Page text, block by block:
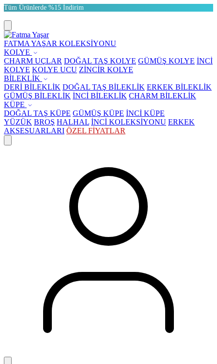
Tüm Ürünlerde %15 İndirim
FATMA YAŞAR KOLEKSİYONU
KOLYE
CHARM UÇLAR DOĞAL TAŞ KOLYE GÜMÜŞ KOLYE İNCİ
KOLYE KOLYE UCU ZİNCİR KOLYE
BİLEKLİK
DERİ BİLEKLİK DOĞAL TAŞ BİLEKLİK ERKEK BİLEKLİK
GÜMÜŞ BİLEKLİK İNCİ BİLEKLİK CHARM BİLEKLİK
KÜPE
DOĞAL TAŞ KÜPE GÜMÜŞ KÜPE İNCİ KÜPE
YÜZÜK BROŞ HALHAL İNCİ KOLEKSİYONU ERKEK
AKSESUARLARI ÖZEL FİYATLAR